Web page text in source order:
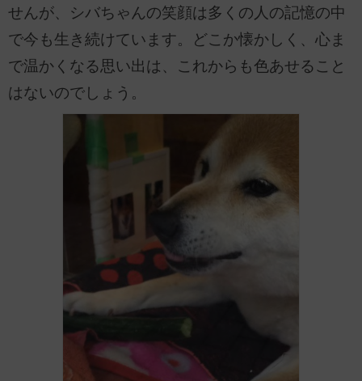
せんが、シバちゃんの笑顔は多くの人の記憶の中
で今も生き続けています。どこか懐かしく、心ま
で温かくなる思い出は、これからも色あせること
はないのでしょう。